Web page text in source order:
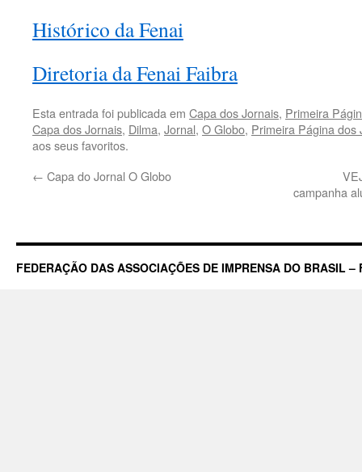
Histórico da Fenai
Diretoria da Fenai Faibra
Esta entrada foi publicada em Capa dos Jornais, Primeira
Capa dos Jornais, Dilma, Jornal, O Globo, Primeira Página dos
aos seus favoritos.
← Capa do Jornal O Globo
campanha
FEDERAÇÃO DAS ASSOCIAÇÕES DE IMPRENSA DO BRASIL –